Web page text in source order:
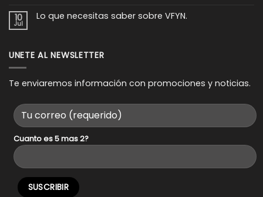
dominar
en
Como
para
cada
10
Jul
Lo que necesitas saber sobre VFYN.
Lo
que
sobre
VFYN.
UNETE AL NEWSLETTER
Te enviaremos información con promociones y noticias.
Cuanto es 5 mas 2?